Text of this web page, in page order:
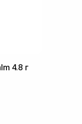
4.8 г